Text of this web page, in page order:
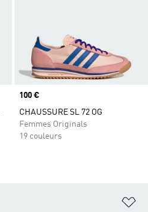
Prix
100 €
CHAUSSURE SL 72 OG
Femmes Originals
19 couleurs